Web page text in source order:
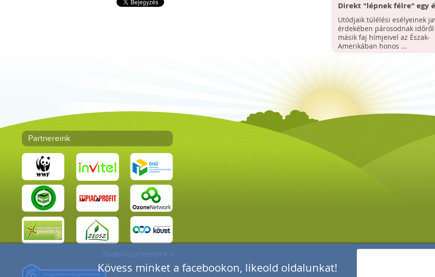
Kövess minket a facebookon, likeold oldalunkat!
Direkt "lépnek félre" egy
amerikai békafaj
hímjeivel
Utódjaik túlélési esélyeinek
érdekében párosodnak
másik faj hímjeivel az Észak-
Amerikában honos ...
Partnereink
További partnereink »